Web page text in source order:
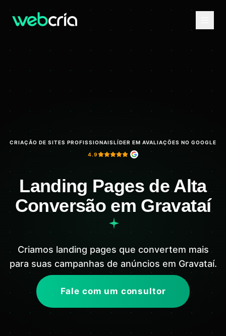
CRIAÇÃO DE SITES PROFISSIONAISLÍDER EM AVALIAÇÕES NO GOOGLE
4.9
Landing Pages de Alta
Conversão em Gravataí
Criamos landing pages que convertem mais
para suas campanhas de anúncios em Gravataí.
Fale com um consultor